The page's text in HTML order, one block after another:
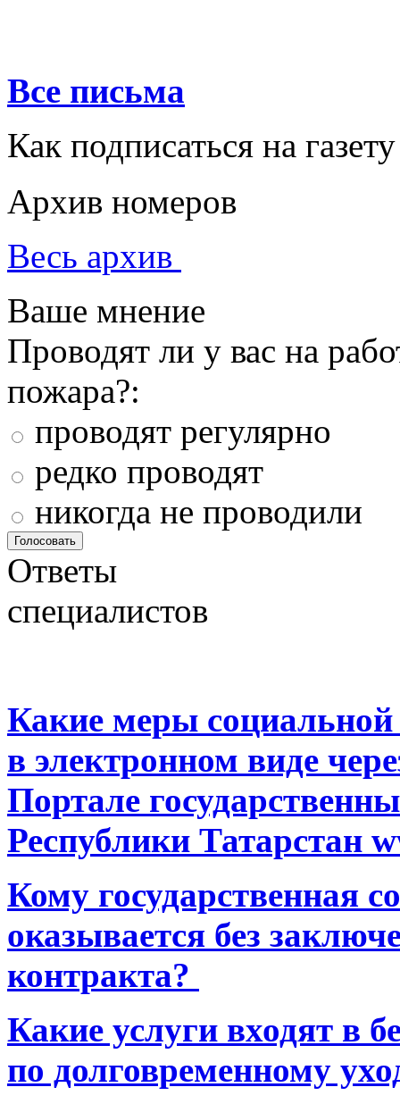
Все письма
Как подписаться на газету
Архив номеров
Весь архив
Ваше мнение
Проводят ли у вас на
пожара?:
проводят регулярно
редко проводят
никогда не проводили
Ответы
специалистов
Какие меры
в электронном виде
Портале
Республики Татарстан
Кому государственная
оказывается без
контракта?
Какие услуги входят в
по долговременному